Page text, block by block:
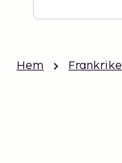
Hem Frankrike